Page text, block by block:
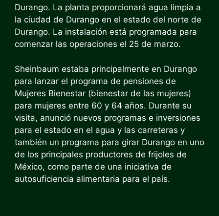
Durango. La planta proporcionará agua limpia a
la ciudad de Durango en el estado del norte de
Durango. La instalación está programada para
comenzar las operaciones el 25 de marzo.
Sheinbaum estaba principalmente en Durango
para lanzar el programa de pensiones de
Mujeres Bienestar (bienestar de las mujeres)
para mujeres entre 60 y 64 años. Durante su
visita, anunció nuevos programas e inversiones
para el estado en el agua y las carreteras y
también un programa para girar Durango en uno
de los principales productores de frijoles de
México, como parte de una iniciativa de
autosuficiencia alimentaria para el país.